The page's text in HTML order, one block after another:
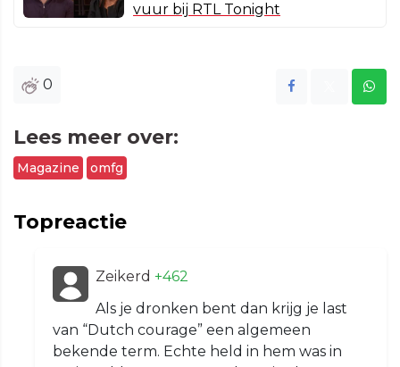
vuur bij RTL Tonight
0
Lees meer over:
Magazine omfg
Topreactie
Zeikerd +462
Als je dronken bent dan krijg je last
van “Dutch courage” een algemeen
bekende term. Echte held in hem was in